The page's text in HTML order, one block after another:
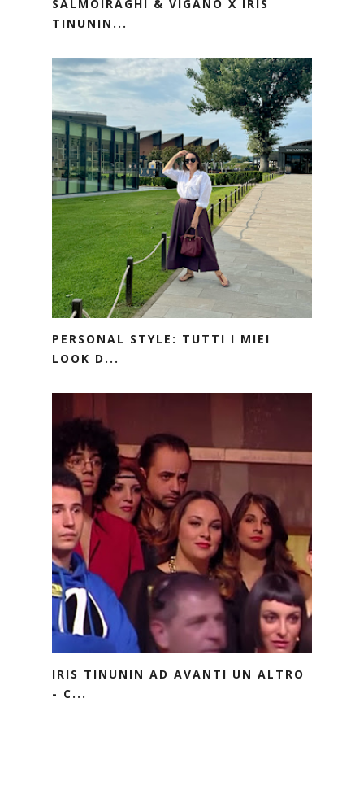
SALMOIRAGHI & VIGANÒ X IRIS
TINUNIN...
PERSONAL STYLE: TUTTI I MIEI
LOOK D...
IRIS TINUNIN AD AVANTI UN ALTRO
- C...